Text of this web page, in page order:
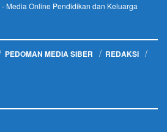
- Media Online Pendidikan dan Keluarga
PEDOMAN MEDIA SIBER
REDAKSI